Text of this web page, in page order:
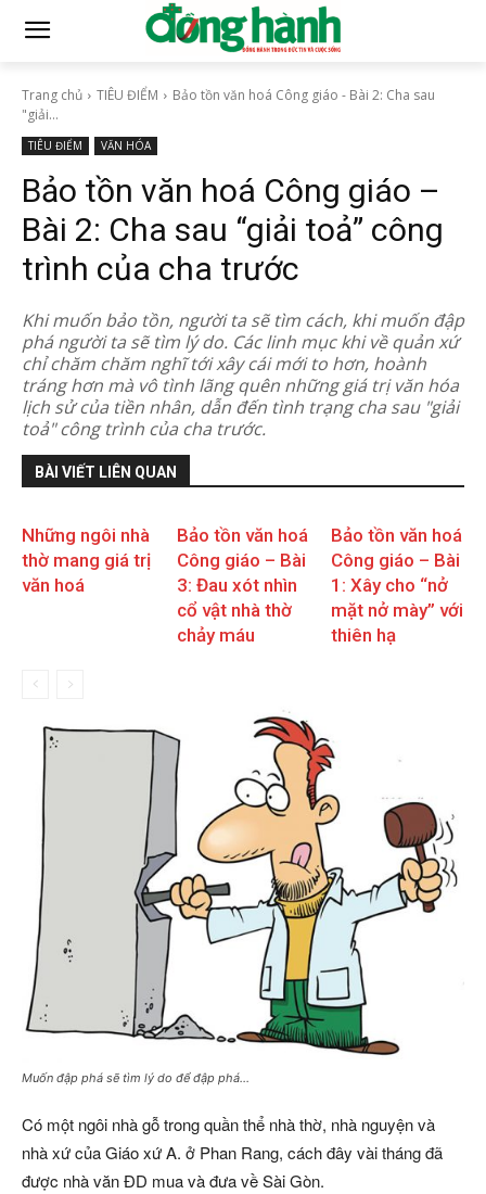
Trang chủ TIÊU ĐIỂM
Bảo tồn văn hoá Công giáo - Bài 2: Cha sau
"giải...
TIÊU ĐIỂM VĂN HÓA
Bảo tồn văn hoá Công giáo –
Bài 2: Cha sau “giải toả” công
trình của cha trước
Khi muốn bảo tồn, người ta sẽ tìm cách, khi muốn đập
phá người ta sẽ tìm lý do. Các linh mục khi về quản xứ
chỉ chăm chăm nghĩ tới xây cái mới to hơn, hoành
tráng hơn mà vô tình lãng quên những giá trị văn hóa
lịch sử của tiền nhân, dẫn đến tình trạng cha sau "giải
toả" công trình của cha trước.
BÀI VIẾT LIÊN QUAN
Những ngôi nhà
thờ mang giá trị
văn hoá
Bảo tồn văn hoá
Công giáo – Bài
3: Đau xót nhìn
cổ vật nhà thờ
chảy máu
Bảo tồn văn hoá
Công giáo – Bài
1: Xây cho “nở
mặt nở mày” với
thiên hạ
Muốn đập phá sẽ tìm lý do để đập phá…
Có một ngôi nhà gỗ trong quần thể nhà thờ, nhà nguyện và
nhà xứ của Giáo xứ A. ở Phan Rang, cách đây vài tháng đã
được nhà văn ĐD mua và đưa về Sài Gòn.